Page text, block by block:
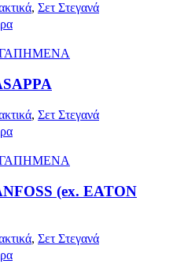
, Σετ Στεγανά
, Σετ Στεγανά
(ex. EATON
, Σετ Στεγανά